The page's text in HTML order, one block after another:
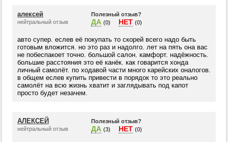
алексей
нейтральный отзыв
Полезный отзыв?
ДА (0) НЕТ (0)
авто супер. еслев её покупать то скорей всего надо быть
готовым вложится. но это раз и надолго. лет на пять она вас
не побеспакоет точно. большой салон. камфорт. надёжность.
большие расстояния это её канёк. как говарится хонда
личный самолёт. по ходавой части много карейских оналогов.
в общем еслев купить привести в порядок то это реально
самолёт на всю жизнь хватит и заглядывать под капот
просто будет незачем.
АЛЕКСЕЙ
нейтральный отзыв
Полезный отзыв?
ДА (3) НЕТ (0)